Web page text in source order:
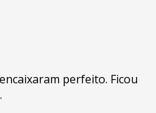
perfeito. Ficou